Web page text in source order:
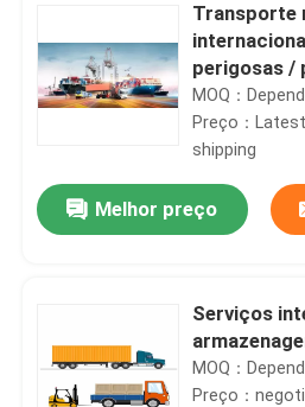
Vídeos
Transporte
perigosas /
para o Irão
Malásia
MOQ：
Preço：
shipping
Melhor preço
Serviços
MOQ：
Preço：